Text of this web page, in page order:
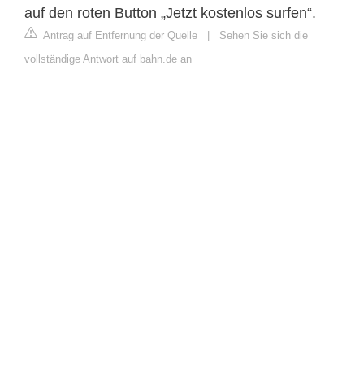
auf den roten Button „Jetzt kostenlos surfen“.
Antrag auf Entfernung der Quelle | Sehen Sie sich die
vollständige Antwort auf bahn.de an